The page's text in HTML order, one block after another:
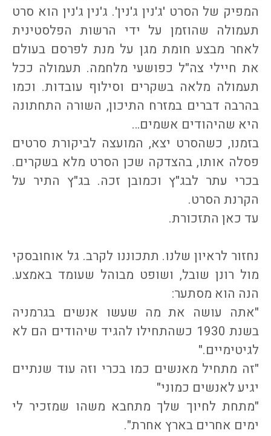
המפיק של הסרט 'ג'נין ג'נין'. ג'נין ג'נין הוא סרט
תעמולה שהוזמן על ידי הרשות הפלסטינית
לאחר מבצע חומת מגן על מנת לפרסם בעולם
את חיילי צה"ל כפושעי מלחמה. תעמולה ככל
תעמולה מלאה בשקרים וסילוף עובדות. וכמו
בהרבה דברים במזרח התיכון, השורה התחתונה
היא שהיהודים אשמים…
בזמנו, כשהסרט יצא, המועצה לביקורת סרטים
פסלה אותו, בהצדקה שכן הסרט מלא בשקרים.
בכרי עתר לבג"ץ וכמובן זכה. בג"ץ התיר על
הקרנת הסרט.
עד כאן התזכורת.
נחזור לראיון שלנו. תתכוננו לקרב. גל אוחובסקי
מול רונן שובל, ושופט מבוהל שעומד באמצע.
הנה הוא מסתער:
"אתה עושה את מה שעשו אנשים בגרמניה
בשנת 1930 כשהתחילו להגיד שיהודים הם לא
לגיטימיים."
"זה מתחיל מאנשים כמו בכרי וזה עוד שנתיים
יגיע לאנשים כמוני"
"מתחת לחיוך שלך מתחבא משהו שמזכיר לי
ימים אחרים בארץ אחרת".